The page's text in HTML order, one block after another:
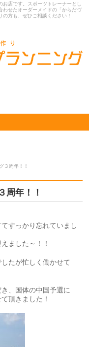
店です。スポーツトレーナーとし
わせたオーダーメイドの「からだづ
方も、ぜひご相談ください！
３周年！！
周年！！
すっかり忘れていまし
ました～！！
たが忙しく働かせて
、国体の中国予選に
頂きました！